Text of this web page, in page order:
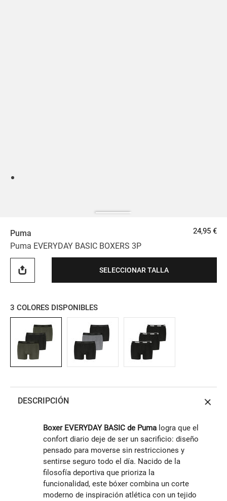
Puma
Puma EVERYDAY BASIC BOXERS 3P
24,95 €
SELECCIONAR TALLA
3 COLORES DISPONIBLES
DESCRIPCIÓN
Boxer EVERYDAY BASIC de Puma logra que el
confort diario deje de ser un sacrificio: diseño
pensado para moverse sin restricciones y
sentirse seguro todo el día. Nacido de la
filosofía deportiva que prioriza la
funcionalidad, este bóxer combina un corte
moderno de inspiración atlética con un tejido